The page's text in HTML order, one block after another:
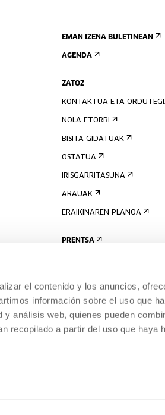
el contenido y los anuncios,
información sobre el uso que
análisis web, quienes pueden
recopilado a partir del uso que haya
EMAN IZENA BULETINEAN
AGENDA
ZATOZ
KONTAKTUA ETA
NOLA ETORRI
BISITA GIDATUAK
OSTATUA
IRISGARRITASUNA
ARAUAK
ERAIKINAREN PLANOA
PRENTSA